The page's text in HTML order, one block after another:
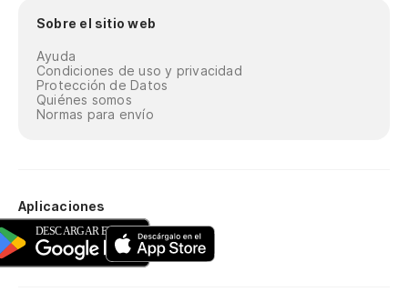
Sobre el sitio web
Ayuda
Condiciones de uso y privacidad
Protección de Datos
Quiénes somos
Normas para envío
Aplicaciones